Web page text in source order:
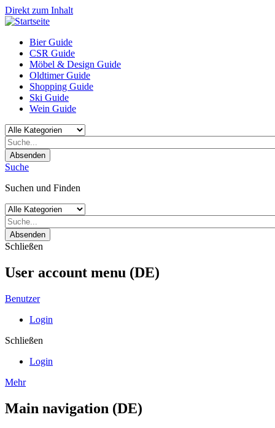
Direkt zum Inhalt
Bier Guide
CSR Guide
Möbel & Design Guide
Oldtimer Guide
Shopping Guide
Ski Guide
Wein Guide
Absenden
Suche
Suchen und Finden
Absenden
Schließen
User account menu (DE)
Benutzer
Login
Schließen
Login
Mehr
Main navigation (DE)